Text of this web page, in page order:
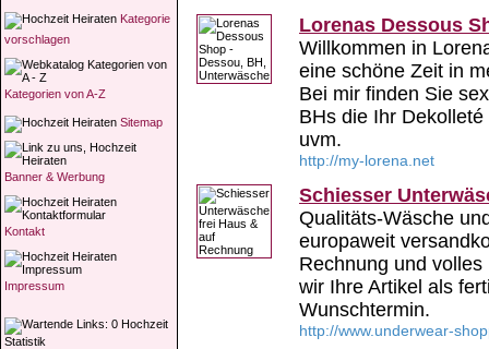
Kategorie
vorschlagen
Kategorien von A-Z
Sitemap
Banner & Werbung
Kontakt
Impressum
Hochzeit
Statistik
Lorenas Dessous
Willkommen in
eine schöne Zeit in
Bei mir finden Sie
BHs die Ihr
uvm.
http://my-lorena.net
Schiesser
Qualitäts-Wäsche
europaweit
Rechnung und
wir Ihre Artikel als
Wunschtermin.
http://www.underwear-